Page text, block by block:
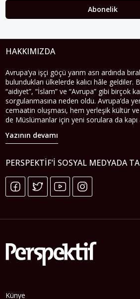
Abonelik
HAKKIMIZDA
Avrupa’ya işçi göçü yarım asrı ardında
bulundukları ülkelerde kalıcı hâle geldiler.
“aidiyet”, “İslam” ve “Avrupa” gibi birçok
sorgulanmasına neden oldu. Avrupa’da
cemaatin oluşması, hem yerleşik kültür
de Müslümanlar için yeni sorulara da kapı
Yazının devamı
PERSPEKTIF’I SOSYAL MEDYADA
Künye